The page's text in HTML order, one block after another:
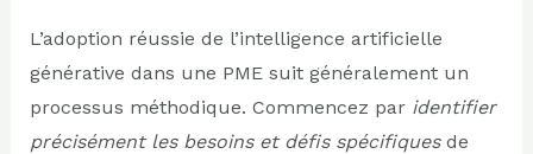
L’adoption réussie de l’intelligence artificielle
générative dans une PME suit généralement un
processus méthodique. Commencez par identifier
précisément les besoins et défis spécifiquesde